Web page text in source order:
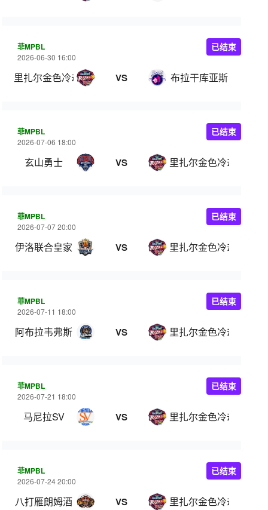
菲MPBL
2026-06-30 16:00
里扎尔金色冷却器 VS 布拉干库亚斯
已结束
菲MPBL
2026-07-06 18:00
玄山勇士 VS 里扎尔金色冷却器
已结束
菲MPBL
2026-07-07 20:00
伊洛联合皇家 VS 里扎尔金色冷却器
已结束
菲MPBL
2026-07-11 18:00
阿布拉韦弗斯 VS 里扎尔金色冷却器
已结束
菲MPBL
2026-07-21 18:00
马尼拉SV VS 里扎尔金色冷却器
已结束
菲MPBL
2026-07-24 20:00
八打雁朗姆酒 VS 里扎尔金色冷却器
已结束